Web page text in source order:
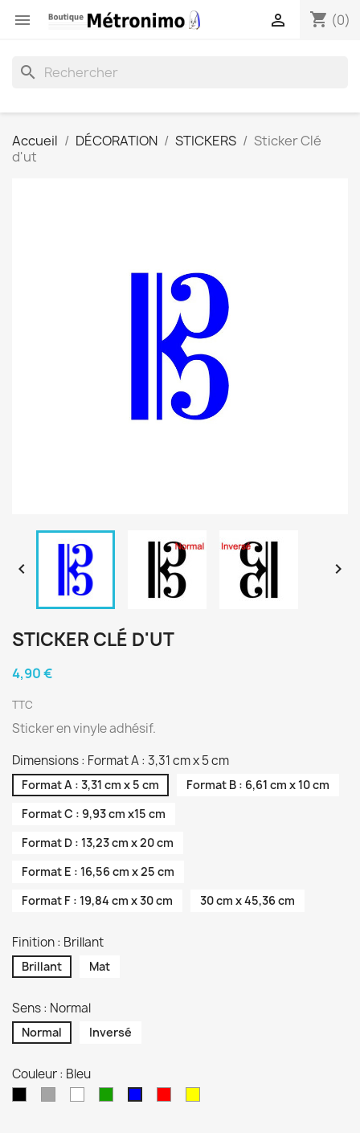
 shopping_cart (0)

search
Accueil DÉCORATION STICKERS
Sticker Clé
d'ut
 
STICKER CLÉ D'UT
4,90 €
TTC
Sticker en vinyle adhésif.
Dimensions : Format A : 3,31 cm x 5 cm
Format A : 3,31 cm x 5 cm
Format B : 6,61 cm x 10 cm
Format C : 9,93 cm x15 cm
Format D : 13,23 cm x 20 cm
Format E : 16,56 cm x 25 cm
Format F : 19,84 cm x 30 cm
30 cm x 45,36 cm
Finition : Brillant
Brillant Mat
Sens : Normal
Normal Inversé
Couleur : Bleu